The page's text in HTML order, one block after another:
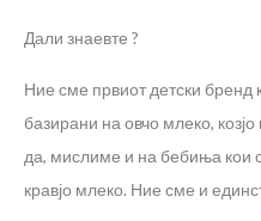
Дали знаевте ?
Ние сме првиот детски бренд
базирани на овчо млеко,
да, мислиме и на бебиња кои
кравјо млеко. Ние сме и